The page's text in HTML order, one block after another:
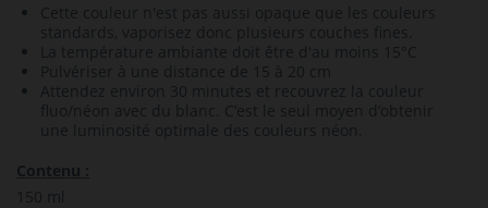
Cette couleur n'est pas aussi opaque que les couleurs
standards, vaporisez donc plusieurs couches fines.
La température ambiante doit être d'au moins 15°C
Pulvériser à une distance de 15 à 20 cm
Attendez environ 30 minutes et recouvrez la couleur
fluo/néon avec du blanc. C’est le seul moyen d’obtenir
une luminosité optimale des couleurs néon.
Contenu :
150 ml